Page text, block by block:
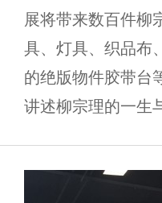
展将带来数百件柳
具、灯具、织品布
的绝版物件胶带台
讲述柳宗理的一生